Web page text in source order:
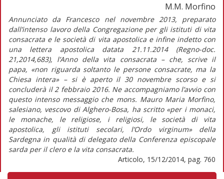
M.M. Morfino
Annunciato da Francesco nel novembre 2013, preparato
dall’intenso lavoro della Congregazione per gli istituti di vita
consacrata e le società di vita apostolica e infine indetto con
una lettera apostolica datata 21.11.2014 (Regno-doc.
21,2014,683), l’Anno della vita consacrata – che, scrive il
papa, «non riguarda soltanto le persone consacrate, ma la
Chiesa intera» – si è aperto il 30 novembre scorso e si
concluderà il 2 febbraio 2016. Ne accompagniamo l’avvio con
questo intenso messaggio che mons. Mauro Maria Morfino,
salesiano, vescovo di Alghero-Bosa, ha scritto «per i monaci,
le monache, le religiose, i religiosi, le società di vita
apostolica, gli istituti secolari, l’Ordo virginum» della
Sardegna in qualità di delegato della Conferenza episcopale
sarda per il clero e la vita consacrata.
Articolo, 15/12/2014, pag. 760